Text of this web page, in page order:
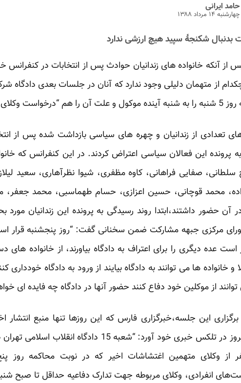
حامد ایرانی
چهارشنبه ۱۴ مرداد ۱۳۸۸
بدنبال شکنجۀ سپید هیچ ارزشی ندارد
از آنکه خانواده های زندانیان حوادث پس از انتخابات در
مدافع متهمان” قلمداد کرد.
های تعدادی از زندانیان و چهره های سیاسی بازداشت شده پس از
پرونده این فعالان سیاسی اعتراض کردند. در این کنفرانس که
سلطانی، صفایی فراهانی، کاوه مظفری، شیوا نظرآهاری، سعید
محمد قوچانی، حسین اعزازی، حسام طهماسبی، محمد جعفر،
در آن حضور داشتند،ابتدا روند رسیدگی به پرونده این زندانیان
مرکزی جبهه مشارکت ضمن سخنانی گفت: “روز پنجشنبه قرار
است عده دیگری را برای اعتراف به دادگاه بیاورند، از خانواده
و خانواده ها می توانند به دادگاه بیایند از ورود به دادگاه
توانند از موکلین خود دفاع کنند حضور آنها در دادگاه چه فایده ای
برگزاری این جلسه،خبرگزاری فارس که این روزها تنها منبع
است، دیروز در تلکس خبری خود آورد: “شعبه